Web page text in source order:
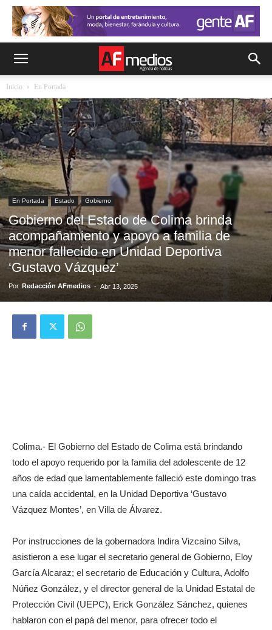
Inicio En Portada
En Portada Estado Gobierno
Gobierno del Estado de Colima brinda
acompañamiento y apoyo a familia de
menor fallecido en Unidad Deportiva
‘Gustavo Vázquez’
Por Redacción AFmedios - Abr 13, 2025
Colima.- El Gobierno del Estado de Colima está brindando
todo el apoyo requerido por la familia del adolescente de 12
años de edad que lamentablemente falleció este domingo tras
una caída accidental, en la Unidad Deportiva ‘Gustavo
Vázquez Montes’, en Villa de Álvarez.
Por instrucciones de la gobernadora Indira Vizcaíno Silva,
asistieron a ese lugar el secretario general de Gobierno, Eloy
García Alcaraz; el secretario de Educación y Cultura, Adolfo
Núñez González, y el director general de la Unidad Estatal de
Protección Civil (UEPC), Erick González Sánchez, quienes
hablaron con el papá del menor, para ofrecer todo el